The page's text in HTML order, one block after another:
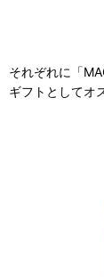
それぞれに「
ギフトとしてオ